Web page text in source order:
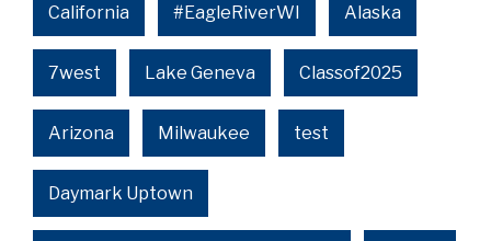
California #EagleRiverWI Alaska
7west Lake Geneva Classof2025
Arizona Milwaukee test
Daymark Uptown